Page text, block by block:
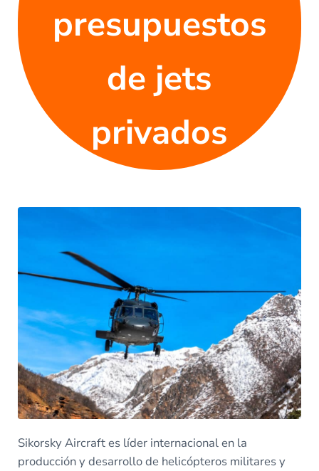
presupuestos
de jets
privados
Sikorsky Aircraft es líder internacional en la
producción y desarrollo de helicópteros militares y